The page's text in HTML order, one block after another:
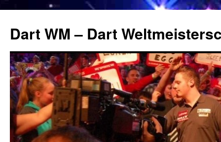
springen
Dart WM – Dart